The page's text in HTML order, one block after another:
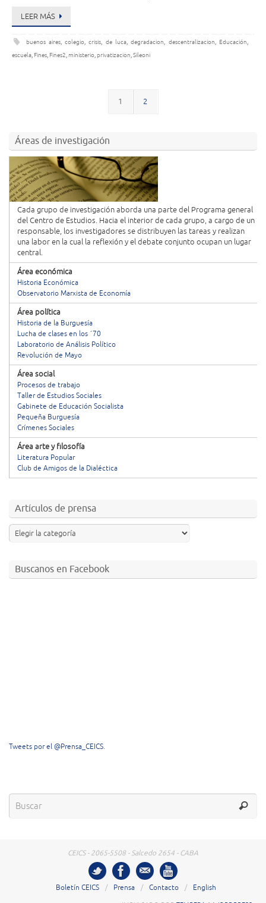
LEER MÁS
buenos aires,colegio,crisis, de luca,degradacion, descentralizacion, Educación,
escuela, Fines, Fines2, ministerio, privatizacion,Sileoni
1 2
Áreas de investigación
Cada grupo de investigación aborda una parte del Programa general
del Centro de Estudios. Hacia el interior de cada grupo, a cargo de un
responsable, los investigadores se distribuyen las tareas y realizan
una labor en la cual la reflexión y el debate conjunto ocupan un lugar
central.
Área económica
Historia Económica
Observatorio Marxista de Economía
Área política
Historia de la Burguesía
Lucha de clases en los ´70
Laboratorio de Análisis Político
Revolución de Mayo
Área social
Procesos de trabajo
Taller de Estudios Sociales
Gabinete de Educación Socialista
Pequeña Burguesía
Crímenes Sociales
Área arte y filosofía
Literatura Popular
Club de Amigos de la Dialéctica
Artículos de prensa
Buscanos en Facebook
Tweets por el @Prensa_CEICS.
CEICS - 2065-5508 - Salcedo 2654 - CABA
Boletín CEICS Prensa Contacto English